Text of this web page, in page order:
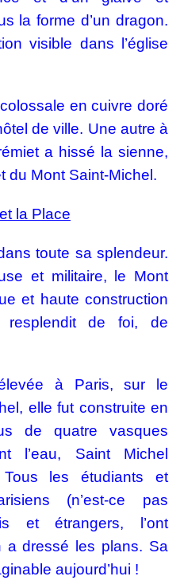
la forme d’un dragon.
visible dans l’église
en cuivre doré
de ville. Une autre à
a hissé la sienne,
du Mont Saint-Michel.
la Place
toute sa splendeur.
et militaire, le Mont
et haute construction
resplendit de foi, de
à Paris, sur le
elle fut construite en
de quatre vasques
l’eau, Saint Michel
les étudiants et
(n’est-ce pas
et étrangers, l’ont
a dressé les plans. Sa
aujourd’hui !